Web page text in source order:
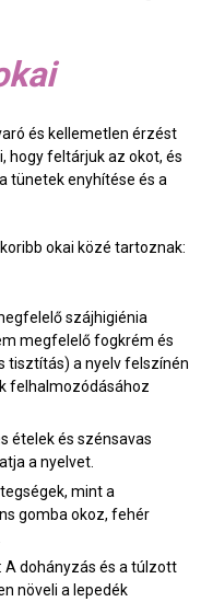
és kellemetlen érzést
hogy feltárjuk az okot, és
tünetek enyhítése és a
okai közé tartoznak:
szájhigiénia
megfelelő fogkrém és
tisztítás) a nyelv felszínén
felhalmozódásához
ételek és szénsavas
a nyelvet.
mint a
gomba okoz, fehér
A dohányzás és a túlzott
növeli a lepedék